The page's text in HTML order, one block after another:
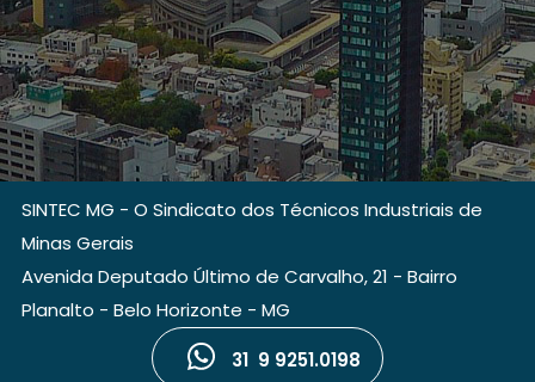
SINTEC MG - O Sindicato dos Técnicos Industriais de
Minas Gerais
Avenida Deputado Último de Carvalho, 21 - Bairro
Planalto - Belo Horizonte - MG
31 9 9251.0198